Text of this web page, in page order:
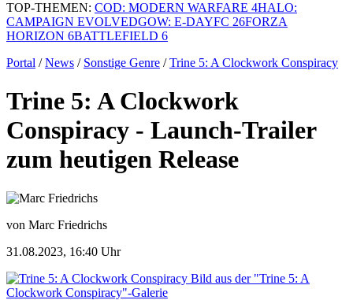
TOP-THEMEN: COD: MODERN WARFARE 4HALO:
CAMPAIGN EVOLVEDGOW: E-DAYFC 26FORZA
HORIZON 6BATTLEFIELD 6
Portal /News / Sonstige Genre /Trine 5: A Clockwork Conspiracy
Trine 5: A Clockwork
Conspiracy - Launch-Trailer
zum heutigen Release
von Marc Friedrichs
31.08.2023, 16:40 Uhr
Bild aus der "Trine 5: A
Clockwork Conspiracy"-Galerie